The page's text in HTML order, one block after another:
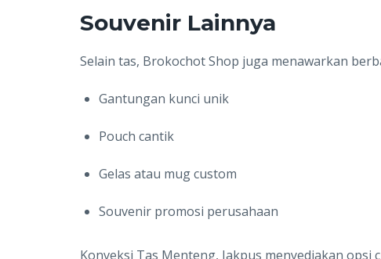
Souvenir Lainnya
Selain tas, Brokochot Shop juga menawarkan
Gantungan kunci unik
Pouch cantik
Gelas atau mug custom
Souvenir promosi perusahaan
Konveksi Tas Menteng, Jakpus menyediakan